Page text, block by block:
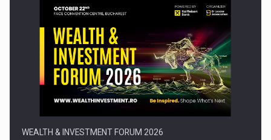
Comunicat de presa: Joburile part-time reincep sa intre pe…
WEALTH & INVESTMENT FORUM 2026